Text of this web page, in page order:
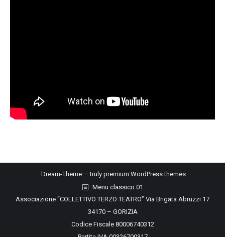
Dream-Theme — truly premium WordPress themes
Menu classico 01
Associazione “COLLETTIVO TERZO TEATRO” Via Brigata Abruzzi 17
34170 – GORIZIA
Codice Fiscale 80006740312